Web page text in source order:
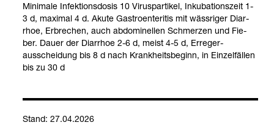
Mini­male Infek­ti­ons­do­sis 10 Virus­par­ti­kel, Inku­ba­ti­ons­zeit 1-
3 d, maxi­mal 4 d. Akute Gas­tro­en­teri­tis mit wäss­ri­ger Diar­
rhoe, Erbre­chen, auch abdo­mi­nel­len Schmer­zen und Fie­
ber. Dauer der Diar­rhoe 2-6 d, meist 4-5 d, Erre­ge­r­
ausschei­dung bis 8 d nach Krank­heits­be­ginn, in Ein­zel­fäl­len
bis zu 30 d
Stand: 27.04.2026